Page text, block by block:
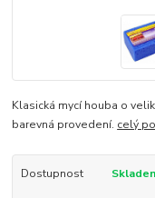
Klasická mycí houba o
barevná provedení. celý
Dostupnost